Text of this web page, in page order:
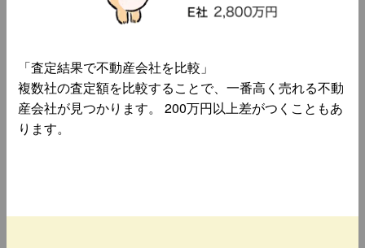
「査定結果で不動産会社を比較」
複数社の査定額を比較することで、一番高く売れる不動
産会社が見つかります。 200万円以上差がつくこともあ
ります。